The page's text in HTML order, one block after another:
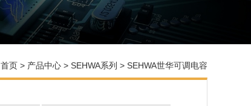
首页 > 产品中心 > SEHWA系列 > SEHWA世华可调电容